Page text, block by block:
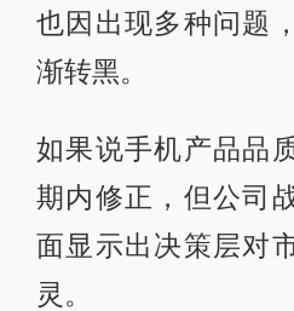
也因出现多种问题
渐转黑。
如果说手机产品品
期内修正，但公司
面显示出决策层对
灵。